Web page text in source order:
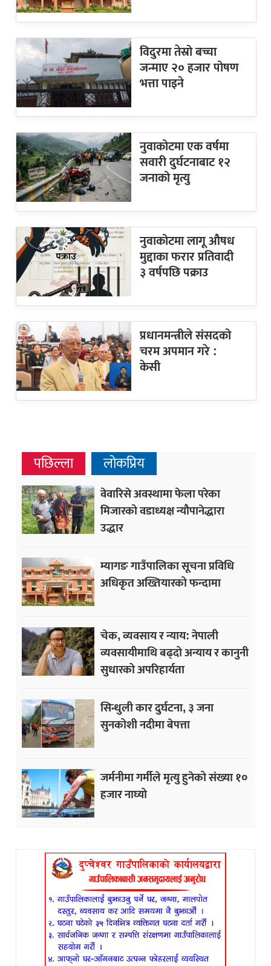
विदुरमा तेस्रो बच्चा
जन्माए २० हजार पोषण
भत्ता पाइने
नुवाकोटमा एक वर्षमा
सवारी दुर्घटनाबाट १२
जनाको मृत्यु
नुवाकोटमा लागू औषध
मुद्दाका फरार प्रतिवादी
३ वर्षपछि पक्राउ
प्रधानमन्त्रीले संसदको
चरम अपमान गरे :
केसी
पछिल्ला लोकप्रिय
वेवारिसे अवस्थामा फेला परेका
मिजारको वडाध्यक्ष न्यौपानेद्धारा
उद्धार
म्यागङ गाउँपालिका सूचना प्रविधि
अधिकृत अख्तियारको फन्दामा
चेक, व्यवसाय र न्याय: नेपाली
व्यवसायीमाथि बढ्दो अन्याय र कानुनी
सुधारको अपरिहार्यता
सिन्धुली कार दुर्घटना, ३ जना
सुनकोशी नदीमा बेपत्ता
जर्मनीमा गर्मीले मृत्यु हुनेको संख्या १०
हजार नाघ्यो